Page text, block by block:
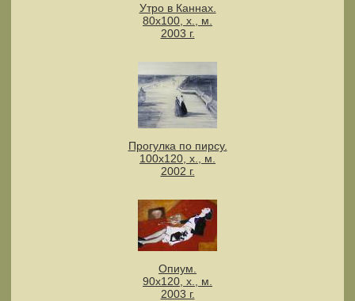
Утро в Каннах.
80х100, х., м.
2003 г.
Прогулка по пирсу.
100х120, х., м.
2002 г.
Опиум.
90х120, х., м.
2003 г.